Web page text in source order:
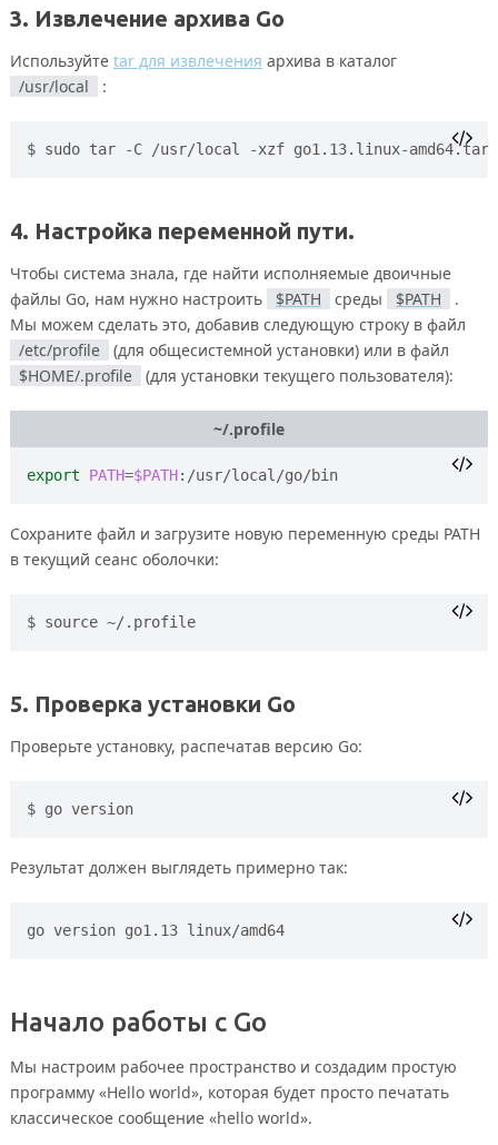
3. Извлечение архива Go
Используйте tar для извлечения архива в каталог
/usr/local
:
sudo tar -C /usr/local -xzf go1.13.linux-
4. Настройка переменной пути.
Чтобы система знала, где найти исполняемые двоичные
файлы Go, нам нужно настроить
$PATH среды $PATH
.
Мы можем сделать это, добавив следующую строку в файл
/etc/profile
(для общесистемной установки) или в файл
$HOME/.profile
(для установки текущего пользователя):
~/.profile
export PATH=$PATH :/usr/local/go/bin
Сохраните файл и загрузите новую переменную среды PATH
в текущий сеанс оболочки:
source ~/.profile
5. Проверка установки Go
Проверьте установку, распечатав версию Go:
go version
Результат должен выглядеть примерно так:
go version go1.13 linux/amd64
Начало работы с Go
Мы настроим рабочее пространство и создадим простую
программу «Hello world», которая будет просто печатать
классическое сообщение «hello world».